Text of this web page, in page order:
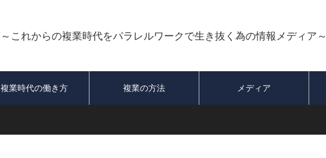
～これからの複業時代をパラレルワークで生き抜く為の情報メディア～
複業時代の働き方 複業の方法 メディア